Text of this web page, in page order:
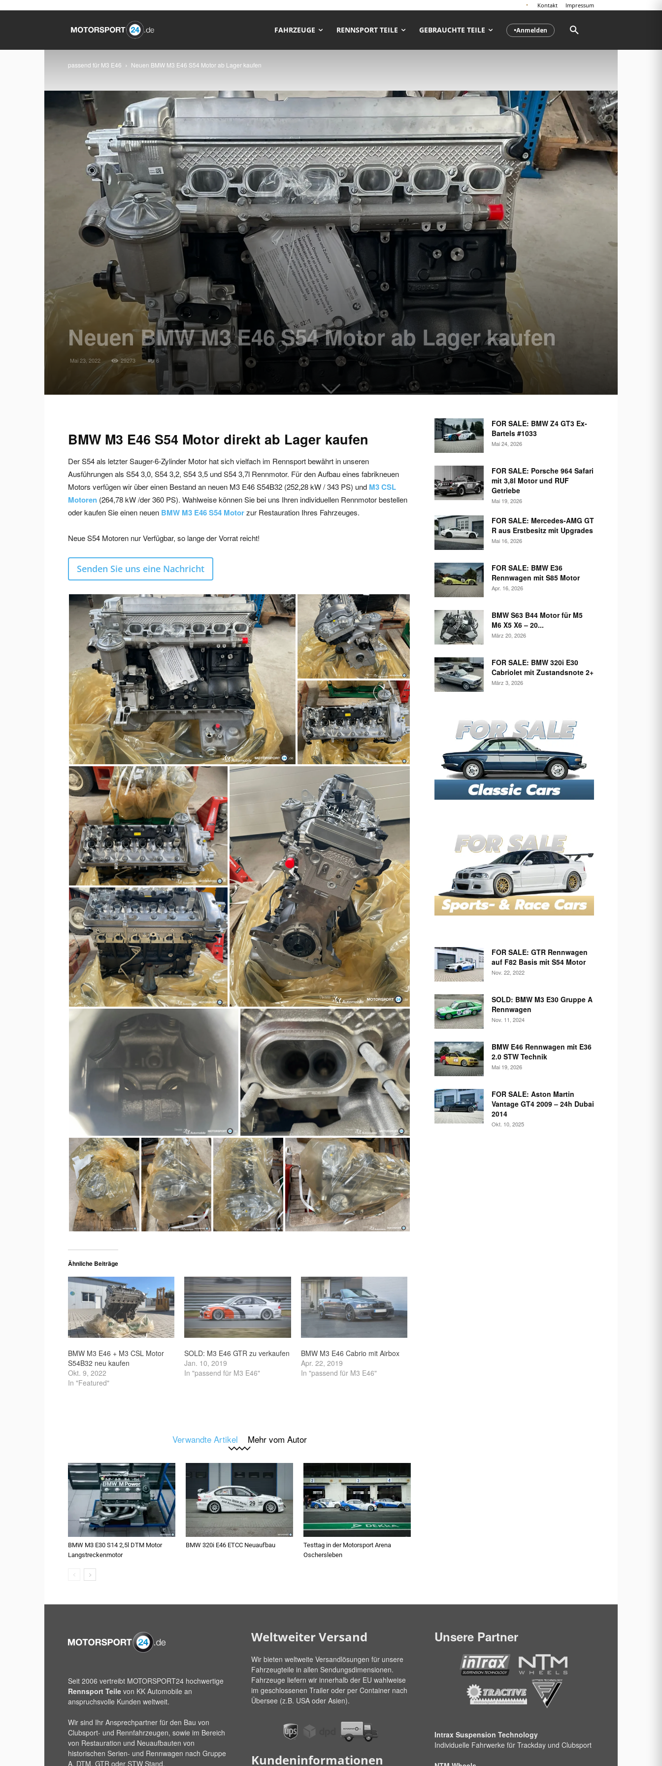
Kontakt Impressum
●Anmelden
FAHRZEUGE RENNSPORT TEILE GEBRAUCHTE TEILE
passend für M3 E46 Neuen BMW M3 E46 S54 Motor ab Lager kaufen
Neuen BMW M3 E46 S54 Motor ab Lager kaufen
Mai 23, 2022 29273 6
BMW M3 E46 S54 Motor direkt ab Lager kaufen
Der S54 als letzter Sauger-6-Zylinder Motor hat sich vielfach im Rennsport bewährt in unseren
Ausführungen als S54 3,0, S54 3,2, S54 3,5 und S54 3,7l Rennmotor. Für den Aufbau eines fabrikneuen
Motors verfügen wir über einen Bestand an neuen M3 E46 S54B32 (252,28 kW / 343 PS) und M3 CSL
Motoren (264,78 kW /der 360 PS). Wahlweise können Sie bei uns Ihren individuellen Rennmotor bestellen
oder kaufen Sie einen neuen BMW M3 E46 S54 Motorzur Restauration Ihres Fahrzeuges.
Neue S54 Motoren nur Verfügbar, so lange der Vorrat reicht!
Senden Sie uns eine Nachricht
Ähnliche Beiträge
BMW M3 E46 + M3 CSL Motor
S54B32 neu kaufen
Okt. 9, 2022
In "Featured"
SOLD: M3 E46 GTR zu verkaufen
Jan. 10, 2019
In "passend für M3 E46"
BMW M3 E46 Cabrio mit Airbox
Apr. 22, 2019
In "passend für M3 E46"
Verwandte Artikel Mehr vom Autor
BMW M3 E30 S14 2,5l DTM Motor
Langstreckenmotor
BMW 320i E46 ETCC Neuaufbau
Testtag in der Motorsport Arena
Oschersleben
FOR SALE: BMW Z4 GT3 Ex-
Bartels #1033
Mai 24, 2026
FOR SALE: Porsche 964 Safari
mit 3,8l Motor und RUF
Getriebe
Mai 19, 2026
FOR SALE: Mercedes-AMG GT
R aus Erstbesitz mit Upgrades
Mai 16, 2026
FOR SALE: BMW E36
Rennwagen mit S85 Motor
Apr. 16, 2026
BMW S63 B44 Motor für M5
M6 X5 X6 – 20...
März 20, 2026
FOR SALE: BMW 320i E30
Cabriolet mit Zustandsnote 2+
März 3, 2026
FOR SALE: GTR Rennwagen
auf F82 Basis mit S54 Motor
Nov. 22, 2022
SOLD: BMW M3 E30 Gruppe A
Rennwagen
Nov. 11, 2024
BMW E46 Rennwagen mit E36
2.0 STW Technik
Mai 19, 2026
FOR SALE: Aston Martin
Vantage GT4 2009 – 24h Dubai
2014
Okt. 10, 2025
Seit 2006 vertreibt MOTORSPORT24 hochwertige
Rennsport Teile von KK Automobile an
anspruchsvolle Kunden weltweit.
Wir sind Ihr Ansprechpartner für den Bau von
Clubsport- und Rennfahrzeugen, sowie im Bereich
von Restauration und Neuaufbauten von
historischen Serien- und Rennwagen nach Gruppe
A, DTM, GTR oder STW Stand.
Weltweiter Versand
Wir bieten weltweite Versandlösungen für unsere
Fahrzeugteile in allen Sendungsdimensionen.
Fahrzeuge liefern wir innerhalb der EU wahlweise
im geschlossenen Trailer oder per Container nach
Übersee (z.B. USA oder Asien).
Kundeninformationen
Unsere Partner
Intrax Suspension Technology
Individuelle Fahrwerke für Trackday und Clubsport